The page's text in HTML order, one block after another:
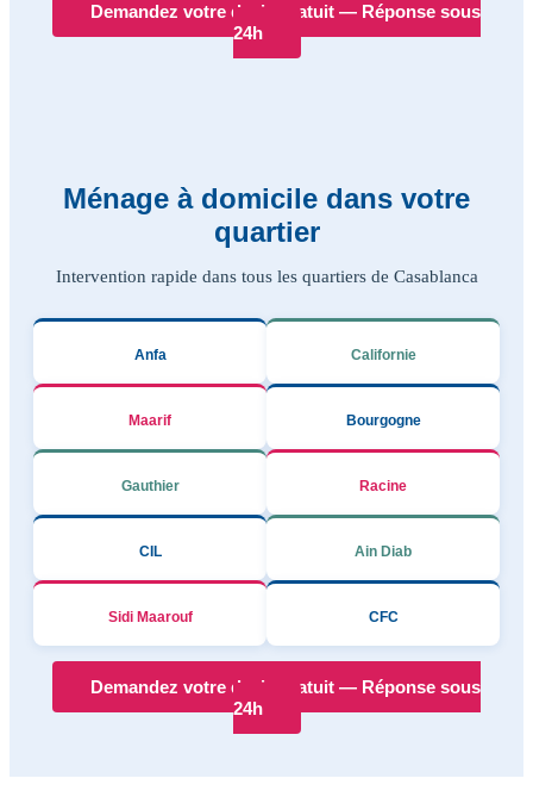
Demandez votre devis gratuit — Réponse sous
24h
Ménage à domicile dans votre
quartier
Intervention rapide dans tous les quartiers de Casablanca
Anfa Californie
Maarif Bourgogne
Gauthier Racine
CIL Ain Diab
Sidi Maarouf CFC
Demandez votre devis gratuit — Réponse sous
24h